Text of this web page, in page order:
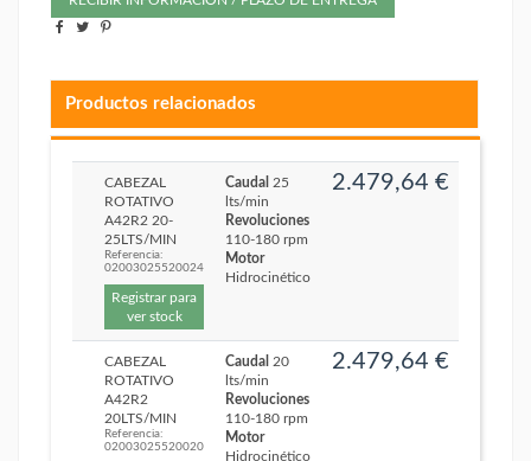
Productos relacionados
CABEZAL
ROTATIVO
A42R2 20-
25LTS/MIN
Referencia:
02003025520024
Registrar para
ver stock
Caudal 25
lts/min
Revoluciones
110-180 rpm
Motor
Hidrocinético
2.479,64 €
CABEZAL
ROTATIVO
A42R2
20LTS/MIN
Referencia:
02003025520020
Caudal 20
lts/min
Revoluciones
110-180 rpm
Motor
Hidrocinético
2.479,64 €